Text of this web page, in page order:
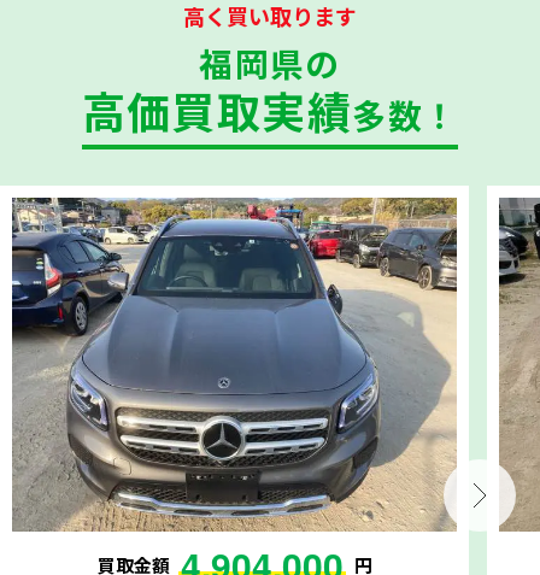
高く買い取ります
福岡県の
高価買取実績多数！
買取金額 4,904,000 円